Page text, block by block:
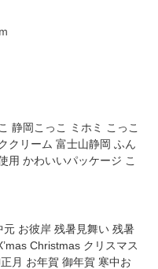
静岡こっこ ミホミ こっこ
クリーム 富士山静岡 ふん
用 かわいいパッケージ こ
お彼岸 残暑見舞い 残暑
Christmas クリスマス
月 お年賀 御年賀 寒中お